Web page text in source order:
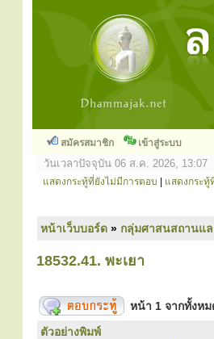
สมัครสมาชิก เข้าสู่ระบบ
วันเวลาปัจจุบัน 06 ส.ค. 2026, 13:07
แสดงกระทู้ที่ยังไม่มีการตอบ แสดงกระทู้
หน้าเว็บบอร์ด » กลุ่มศาสนสถานแ
18532.41. พะเยา
หน้า 1 จากทั้งห
ตัวอย่างพิมพ์